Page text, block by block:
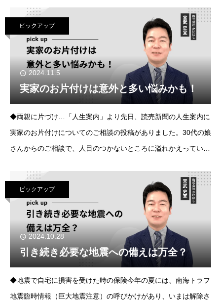
るアパートなどの収益不動産や、価値の高
ピックアップ
2024.11.5
実家のお片付けは意外と多い悩みかも！
◆両親に片づけ…「人生案内」より先日、読売新聞の人生案内に
実家のお片付けについてのご相談の投稿がありました。30代の娘
さんからのご相談で、人目のつかないところに溢れかえっている
両親が動かないので、どうしたらよい
ピックアップ
2024.10.28
引き続き必要な地震への備えは万全？
◆地震で自宅に損害を受けた時の保険今年の夏には、南海トラフ
地震臨時情報（巨大地震注意）の呼びかけがあり、いまは解除さ